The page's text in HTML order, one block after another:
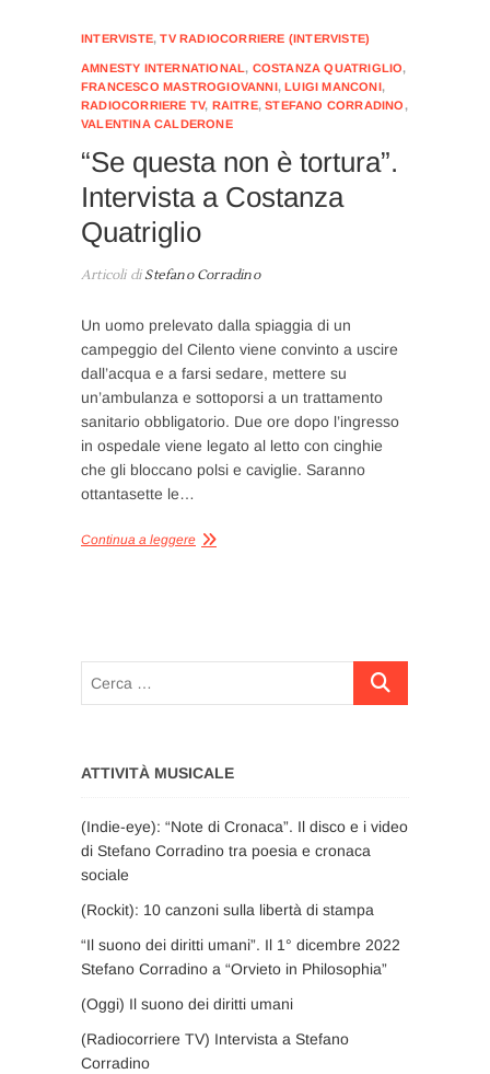
INTERVISTE,TV RADIOCORRIERE (INTERVISTE)
AMNESTY INTERNATIONAL, COSTANZA QUATRIGLIO,
FRANCESCO MASTROGIOVANNI,LUIGI MANCONI,
RADIOCORRIERE TV, RAITRE,STEFANO CORRADINO ,
VALENTINA CALDERONE
“Se questa non è tortura”.
Intervista a Costanza
Quatriglio
Articoli diStefano Corradino
Un uomo prelevato dalla spiaggia di un
campeggio del Cilento viene convinto a uscire
dall’acqua e a farsi sedare, mettere su
un’ambulanza e sottoporsi a un trattamento
sanitario obbligatorio. Due ore dopo l’ingresso
in ospedale viene legato al letto con cinghie
che gli bloccano polsi e caviglie. Saranno
ottantasette le…
Continua a leggere
Cerca
ATTIVITÀ MUSICALE
(Indie-eye): “Note di Cronaca”. Il disco e i video
di Stefano Corradino tra poesia e cronaca
sociale
(Rockit): 10 canzoni sulla libertà di stampa
“Il suono dei diritti umani”. Il 1° dicembre 2022
Stefano Corradino a “Orvieto in Philosophia”
(Oggi) Il suono dei diritti umani
(Radiocorriere TV) Intervista a Stefano
Corradino